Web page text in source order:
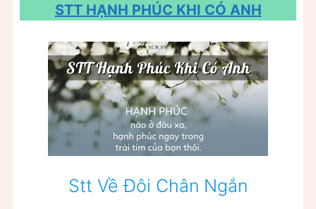
STT HẠNH PHÚC KHI CÓ ANH
Stt Về Đôi Chân Ngắn